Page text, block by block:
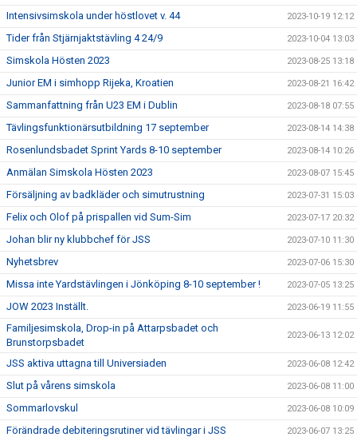
Intensivsimskola under höstlovet v. 44 2023-10-19 12:12
Tider från Stjärnjaktstävling 4 24/9 2023-10-04 13:03
Simskola Hösten 2023 2023-08-25 13:18
Junior EM i simhopp Rijeka, Kroatien 2023-08-21 16:42
Sammanfattning från U23 EM i Dublin 2023-08-18 07:55
Tävlingsfunktionärsutbildning 17 september 2023-08-14 14:38
Rosenlundsbadet Sprint Yards 8-10 september 2023-08-14 10:26
Anmälan Simskola Hösten 2023 2023-08-07 15:45
Försäljning av badkläder och simutrustning 2023-07-31 15:03
Felix och Olof på prispallen vid Sum-Sim 2023-07-17 20:32
Johan blir ny klubbchef för JSS 2023-07-10 11:30
Nyhetsbrev 2023-07-06 15:30
Missa inte Yardstävlingen i Jönköping 8-10 september ! 2023-07-05 13:25
JOW 2023 Inställt. 2023-06-19 11:55
Familjesimskola, Drop-in på Attarpsbadet och
Brunstorpsbadet
2023-06-13 12:02
JSS aktiva uttagna till Universiaden 2023-06-08 12:42
Slut på vårens simskola 2023-06-08 11:00
Sommarlovskul 2023-06-08 10:09
Förändrade debiteringsrutiner vid tävlingar i JSS 2023-06-07 13:25